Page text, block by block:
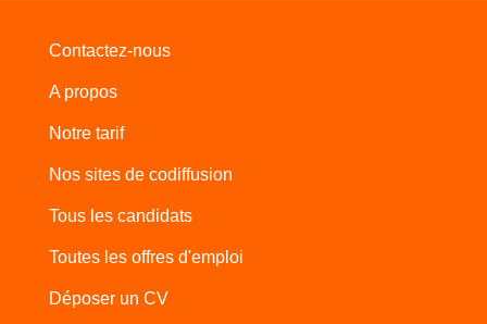
Contactez-nous
A propos
Notre tarif
Nos sites de codiffusion
Tous les candidats
Toutes les offres d'emploi
Déposer un CV